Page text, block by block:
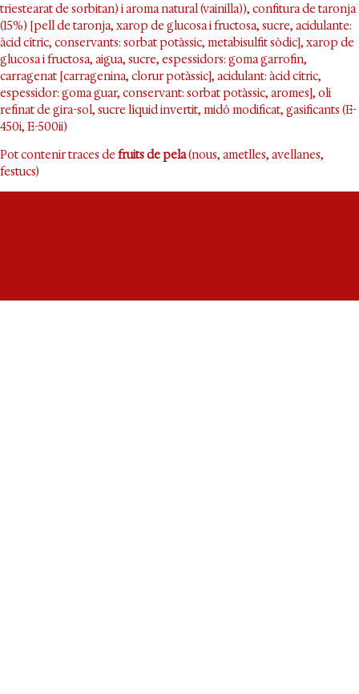
triestearat de sorbitan) i aroma natural (vainilla)), confitura de taronja
(15%) [pell de taronja, xarop de glucosa i fructosa, sucre, acidulante:
àcid cítric, conservants: sorbat potàssic, metabisulfit sòdic], xarop de
glucosa i fructosa, aigua, sucre, espessidors: goma garrofin,
carragenat [carragenina, clorur potàssic], acidulant: àcid cítric,
espessidor: goma guar, conservant: sorbat potàssic, aromes], oli
refinat de gira-sol, sucre líquid invertit, midó modificat, gasificants (E-
450i, E-500ii)
Pot contenir traces de fruits de pela(nous, ametlles, avellanes,
festucs)